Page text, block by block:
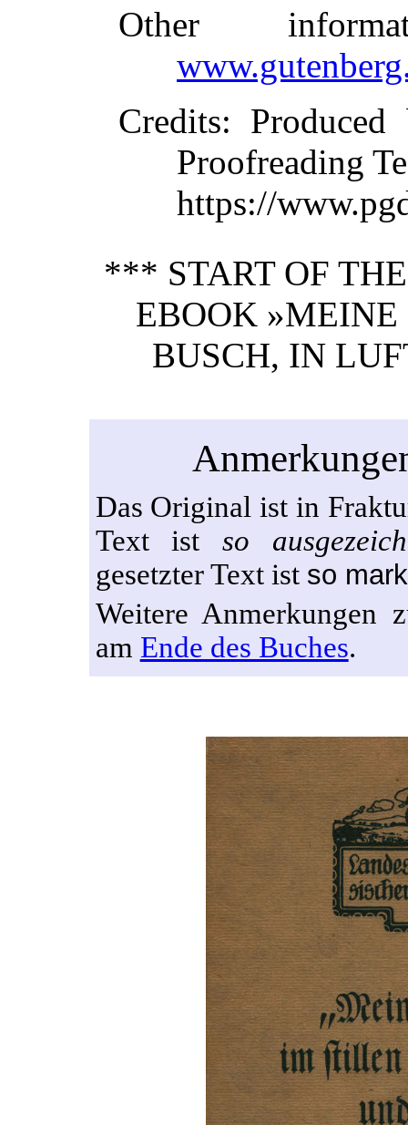
Other
Credits:
Proofreading
https://
*** START OF
EBOOK
BUSCH, IN
Das Original ist in
Text istso
gesetzter Text ist so
Weitere Anmerkungen
am Ende des Buches.